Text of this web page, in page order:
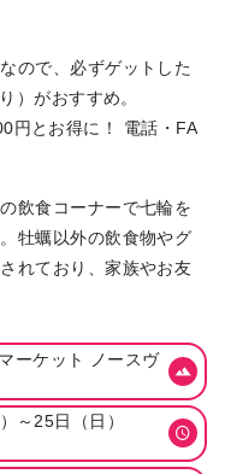
ので、必ずゲットした
）がおすすめ。
円とお得に！ 電話・FA
飲食コーナーで七輪を
牡蠣以外の飲食物やグ
れており、家族やお友
ーケット ノースヴ
～25日（日）